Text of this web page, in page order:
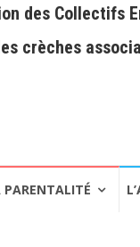
des Collectifs
crèches